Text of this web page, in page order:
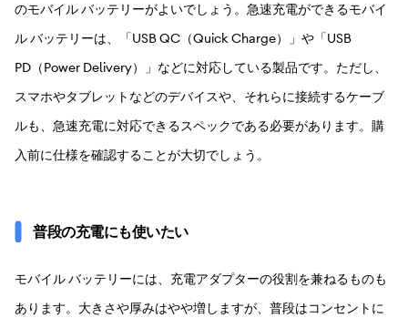
のモバイル バッテリーがよいでしょう。急速充電ができるモバイ
ル バッテリーは、「USB QC（Quick Charge）」や「USB
PD（Power Delivery）」などに対応している製品です。ただし、
スマホやタブレットなどのデバイスや、それらに接続するケーブ
ルも、急速充電に対応できるスペックである必要があります。購
入前に仕様を確認することが大切でしょう。
普段の充電にも使いたい
モバイル バッテリーには、充電アダプターの役割を兼ねるものも
あります。大きさや厚みはやや増しますが、普段はコンセントに